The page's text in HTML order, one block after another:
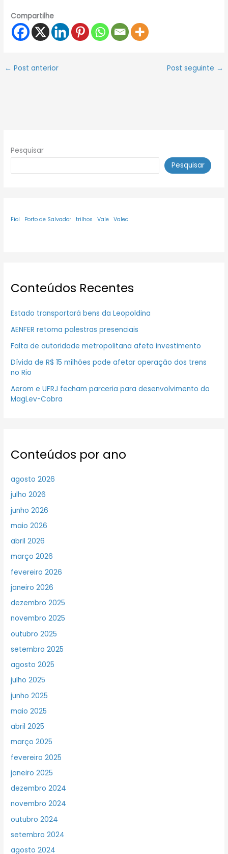
Compartilhe
← Post anterior Post seguinte →
Pesquisar
Pesquisar
Fiol Porto de Salvador trilhos Vale Valec
Conteúdos Recentes
Estado transportará bens da Leopoldina
AENFER retoma palestras presenciais
Falta de autoridade metropolitana afeta investimento
Dívida de R$ 15 milhões pode afetar operação dos trens
no Rio
Aerom e UFRJ fecham parceria para desenvolvimento do
MagLev-Cobra
Conteúdos por ano
agosto 2026
julho 2026
junho 2026
maio 2026
abril 2026
março 2026
fevereiro 2026
janeiro 2026
dezembro 2025
novembro 2025
outubro 2025
setembro 2025
agosto 2025
julho 2025
junho 2025
maio 2025
abril 2025
março 2025
fevereiro 2025
janeiro 2025
dezembro 2024
novembro 2024
outubro 2024
setembro 2024
agosto 2024